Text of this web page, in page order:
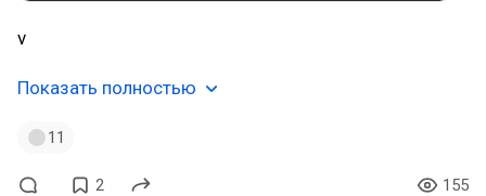
v
Показать полностью
11
2 155